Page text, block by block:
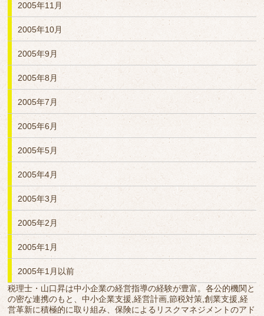
2005年11月
2005年10月
2005年9月
2005年8月
2005年7月
2005年6月
2005年5月
2005年4月
2005年3月
2005年2月
2005年1月
2005年1月以前
税理士・山口昇は中小企業の経営指導の経験が豊富。各公的機関と
の密な連携のもと、中小企業支援,経営計画,節税対策,創業支援,経
営革新に積極的に取り組み、保険によるリスクマネジメントのアド